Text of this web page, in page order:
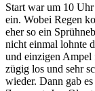
Start war um 10
ein. Wobei Regen
eher so ein
nicht einmal lohnte
und einzigen Ampel
zügig los und sehr
wieder. Dann gab